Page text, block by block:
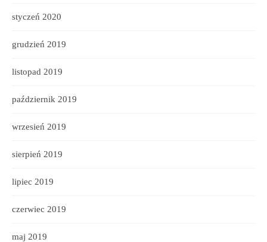
styczeń 2020
grudzień 2019
listopad 2019
październik 2019
wrzesień 2019
sierpień 2019
lipiec 2019
czerwiec 2019
maj 2019